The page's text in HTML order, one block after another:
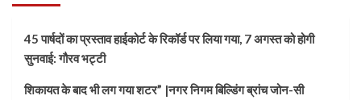
45 पार्षदों का प्रस्ताव हाईकोर्ट के रिकॉर्ड पर लिया गया, 7 अगस्त को होगी
सुनवाई: गौरव भट्टी
शिकायत के बाद भी लग गया शटर” |नगर निगम बिल्डिंग ब्रांच जोन-सी